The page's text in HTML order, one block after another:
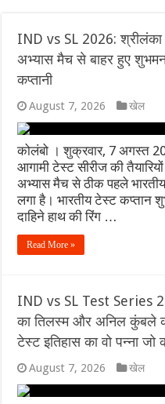
कच्चे तेल की चमक और डॉलर के
IND vs SL Test Series
600वां टेस्ट: भारतीय क्रिकेट का
WTC Final Race 2025-27:
IND vs SL 2026: श्रीलंका
अभ्यास मैच से बाहर हुए
कप्तानी
August 7, 2026 खेल
कोलंबो । शुक्रवार, 7 अगस्त
आगामी टेस्ट सीरीज की
अभ्यास मैच से ठीक पहले
लगा है। भारतीय टेस्ट कप्तान
दाहिने हाथ की रिंग …
Read More »
IND vs SL Test Series
का तिलस्म और अनिल कुंबले
टेस्ट इतिहास का वो पन्ना
August 7, 2026 खेल